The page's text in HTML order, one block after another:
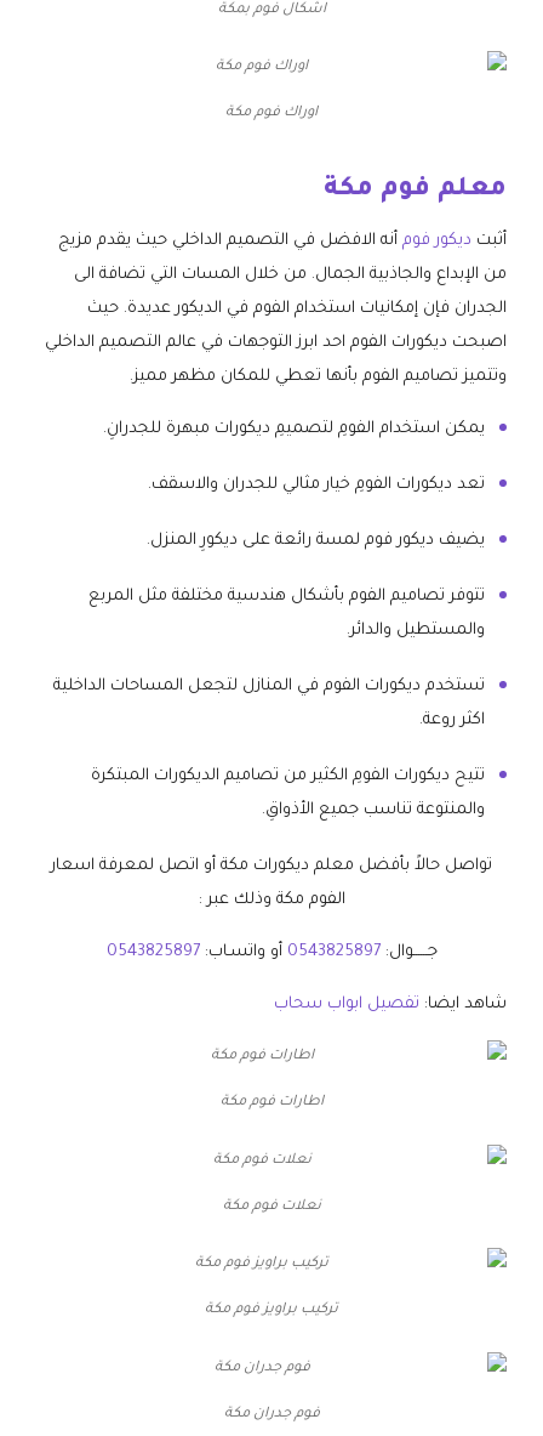
اشكال فوم بمكة
اوراك فوم مكة
معلم فوم مكة
أثبت ديكور فوم أنه الافضل في التصميم الداخلي حيث يقدم مزيج
من الإبداع والجاذبية الجمال. من خلال المسات التي تضافة الى
الجدران فإن إمكانيات استخدام الفوم في الديكور عديدة. حيث
اصبحت ديكورات الفوم احد ابرز التوجهات في عالم التصميم الداخلي
وتتميز تصاميم الفوم بأنها تعطي للمكان مظهر مميز.
يمكن استخدام الفومِ لتصميمِ ديكورات مبهرة للجدرانِ.
تعد ديكورات الفومِ خيار مثالي للجدران والاسقف.
يضيف ديكور فوم لمسة رائعة على ديكورِ المنزل.
تتوفر تصاميم الفوم بأشكال هندسية مختلفة مثل المربع
والمستطيل والدائر.
تستخدم ديكورات الفوم في المنازل لتجعل المساحات الداخلية
اكثر روعة.
تتيح ديكورات الفومِ الكثير من تصاميم الديكورات المبتكرة
والمنتوعة تناسب جميع الأذواقِ.
تواصل حالاً بأفضل معلم ديكورات مكة أو اتصل لمعرفة اسعار
الفوم مكة وذلك عبر :
جــــــوال:0543825897 أو واتسـاب:0543825897
شاهد ايضا: تفصيل ابواب سحاب
اطارات فوم مكة
نعلات فوم مكة
تركيب براويز فوم مكة
فوم جدران مكة